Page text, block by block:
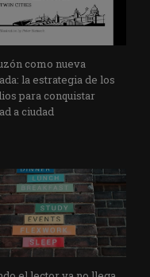
como nueva
la estrategia de los
para conquistar
a ciudad